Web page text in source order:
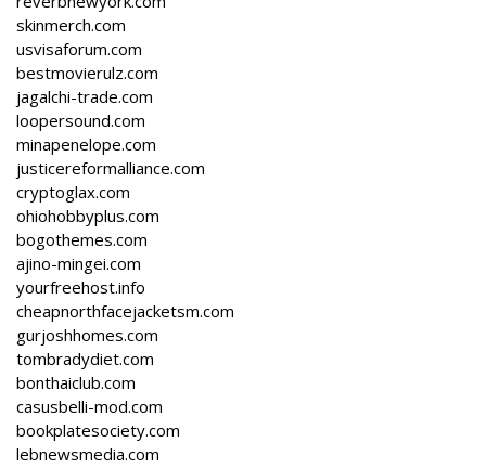
skinmerch.com
usvisaforum.com
bestmovierulz.com
jagalchi-trade.com
loopersound.com
minapenelope.com
justicereformalliance.com
cryptoglax.com
ohiohobbyplus.com
bogothemes.com
ajino-mingei.com
yourfreehost.info
cheapnorthfacejacketsm.com
gurjoshhomes.com
tombradydiet.com
bonthaiclub.com
casusbelli-mod.com
bookplatesociety.com
lebnewsmedia.com